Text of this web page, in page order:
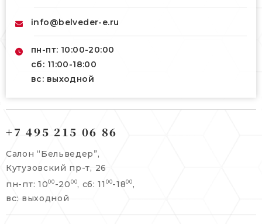
info@belveder-e.ru
пн-пт: 10:00-20:00
сб: 11:00-18:00
вс: выходной
info@belveder-e.ru
пн-пт: 10:00-20:00
сб, вс: выходной
Берсеневский переулок, 3/10с7
+7 495 477 45 43
info@belveder-e.ru
пн-пт: 10:00-19:00
+7 495 215 06 86
Салон “Бельведер”,
Кутузовский пр-т, 26
пн-пт: 1000 -20 00, сб: 11 00-1800 ,
вс: выходной